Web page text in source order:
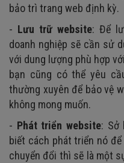
bảo trì trang web định kỳ.
- Lưu trữ website: Để
doanh nghiệp sẽ cần sử
với dung lượng phù hợp
bạn cũng có thể yêu
thường xuyên để bảo vệ
không mong muốn.
- Phát triển website: Sở
biết cách phát triển nó
chuyển đổi thì sẽ là một